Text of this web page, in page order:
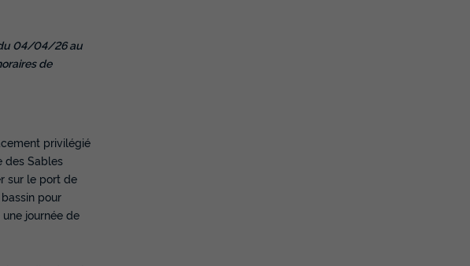
du 04/04/26 au
de
privilégié
des Sables
sur le port de
pour
journée de